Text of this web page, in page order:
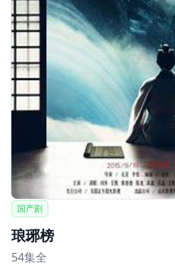
国产剧
琅琊榜
54集全